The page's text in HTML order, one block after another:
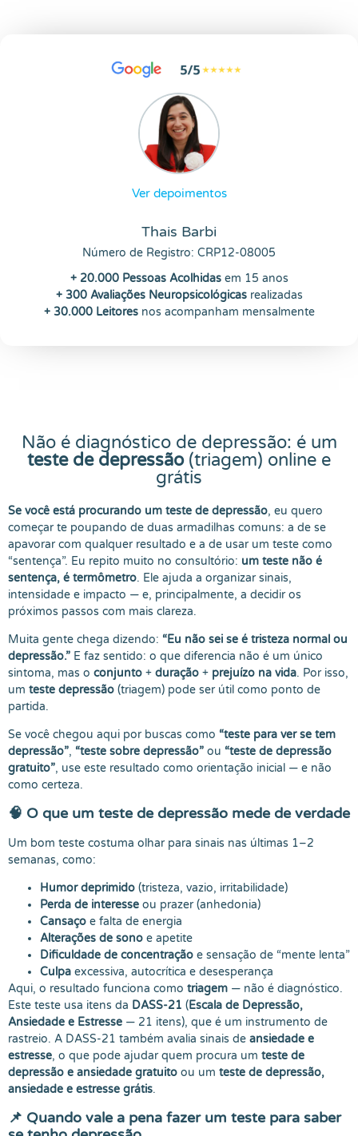
Ver depoimentos
Thais Barbi
Número de Registro: CRP12-08005
+ 20.000 Pessoas Acolhidas em 15 anos
+ 300 Avaliações Neuropsicológicasrealizadas
+ 30.000 Leitoresnos acompanham mensalmente
Não é diagnóstico de depressão: é um
teste de depressão(triagem) online e
grátis
Se você está procurando um teste de depressão, eu quero
começar te poupando de duas armadilhas comuns: a de se
apavorar com qualquer resultado e a de usar um teste como
“sentença”. Eu repito muito no consultório: um teste não é
sentença, é termômetro. Ele ajuda a organizar sinais,
intensidade e impacto — e, principalmente, a decidir os
próximos passos com mais clareza.
Muita gente chega dizendo: “Eu não sei se é tristeza normal ou
depressão.” E faz sentido: o que diferencia não é um único
sintoma, mas o conjunto + duração + prejuízo na vida. Por isso,
um teste depressão (triagem) pode ser útil como ponto de
partida.
Se você chegou aqui por buscas como “teste para ver se tem
depressão”, “teste sobre depressão” ou “teste de depressão
gratuito”, use este resultado como orientação inicial — e não
como certeza.
🧠 O que um teste de depressão mede de verdade
Um bom teste costuma olhar para sinais nas últimas 1–2
semanas, como:
Humor deprimido (tristeza, vazio, irritabilidade)
Perda de interesse ou prazer (anhedonia)
Cansaço e falta de energia
Alterações de sono e apetite
Dificuldade de concentração e sensação de “mente lenta”
Culpa excessiva, autocrítica e desesperança
Aqui, o resultado funciona como triagem — não é diagnóstico.
Este teste usa itens da DASS-21 (Escala de Depressão,
Ansiedade e Estresse — 21 itens), que é um instrumento de
rastreio. A DASS-21 também avalia sinais de ansiedade e
estresse, o que pode ajudar quem procura um teste de
depressão e ansiedade gratuito ou um teste de depressão,
ansiedade e estresse grátis.
📌 Quando vale a pena fazer um teste para saber